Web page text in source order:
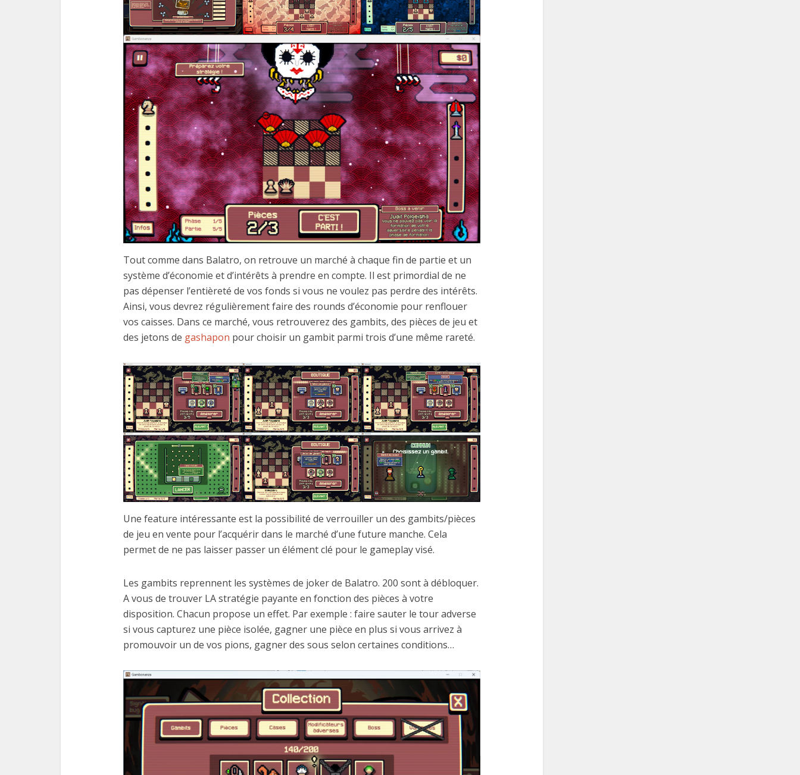
Tout comme dans Balatro, on retrouve un marché à chaque fin de partie et un
système d’économie et d’intérêts à prendre en compte. Il est primordial de ne
pas dépenser l’entièreté de vos fonds si vous ne voulez pas perdre des intérêts.
Ainsi, vous devrez régulièrement faire des rounds d’économie pour renflouer
vos caisses. Dans ce marché, vous retrouverez des gambits, des pièces de jeu et
des jetons de gashapon pour choisir un gambit parmi trois d’une même rareté.
Une feature intéressante est la possibilité de verrouiller un des gambits/pièces
de jeu en vente pour l’acquérir dans le marché d’une future manche. Cela
permet de ne pas laisser passer un élément clé pour le gameplay visé.
Les gambits reprennent les systèmes de joker de Balatro. 200 sont à débloquer.
A vous de trouver LA stratégie payante en fonction des pièces à votre
disposition. Chacun propose un effet. Par exemple : faire sauter le tour adverse
si vous capturez une pièce isolée, gagner une pièce en plus si vous arrivez à
promouvoir un de vos pions, gagner des sous selon certaines conditions…